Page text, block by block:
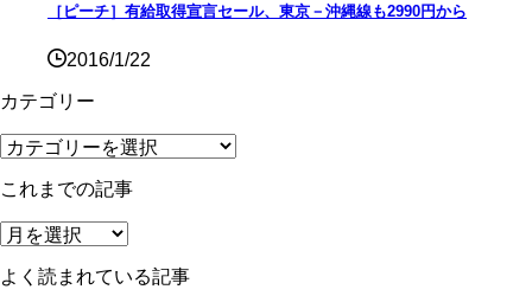
［ピーチ］有給取得宣言セール、東京－沖縄線も2990円から
2016/1/22
カテゴリー
カ
ゴ
リ
ー
これまでの記事
こ
ま
よく読まれている記事